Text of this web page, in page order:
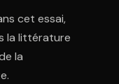
cet essai,
la littérature
la